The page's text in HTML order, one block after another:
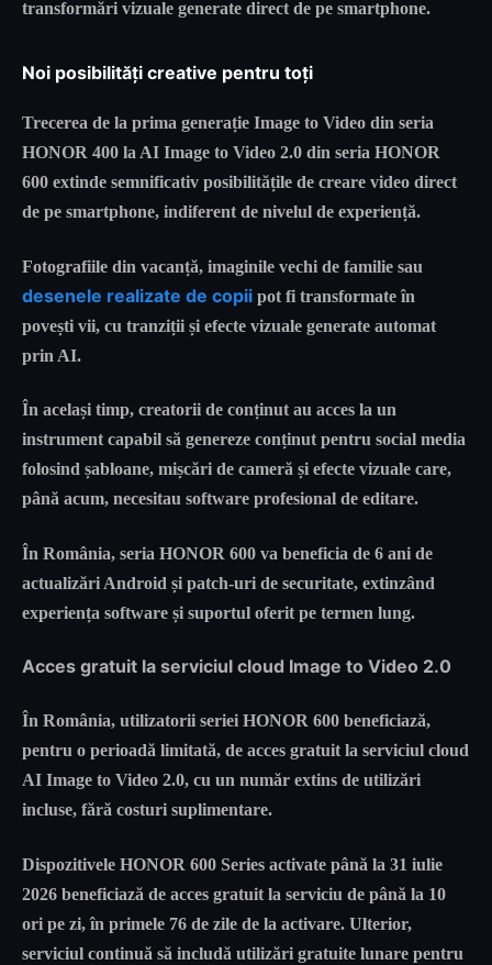
transformări vizuale generate direct de pe smartphone.
Noi posibilități creative pentru toți
Trecerea de la prima generație Image to Video din seria
HONOR 400 la AI Image to Video 2.0 din seria HONOR
600 extinde semnificativ posibilitățile de creare video direct
de pe smartphone, indiferent de nivelul de experiență.
Fotografiile din vacanță, imaginile vechi de familie sau
desenele realizate de copii pot fi transformate în
povești vii, cu tranziții și efecte vizuale generate automat
prin AI.
În același timp, creatorii de conținut au acces la un
instrument capabil să genereze conținut pentru social media
folosind șabloane, mișcări de cameră și efecte vizuale care,
până acum, necesitau software profesional de editare.
În România, seria HONOR 600 va beneficia de 6 ani de
actualizări Android și patch-uri de securitate, extinzând
experiența software și suportul oferit pe termen lung.
Acces gratuit la serviciul cloud Image to Video 2.0
În România, utilizatorii seriei HONOR 600 beneficiază,
pentru o perioadă limitată, de acces gratuit la serviciul cloud
AI Image to Video 2.0, cu un număr extins de utilizări
incluse, fără costuri suplimentare.
Dispozitivele HONOR 600 Series activate până la 31 iulie
2026 beneficiază de acces gratuit la serviciu de până la 10
ori pe zi, în primele 76 de zile de la activare. Ulterior,
serviciul continuă să includă utilizări gratuite lunare pentru